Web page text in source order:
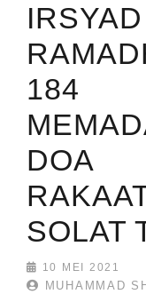
184
DOA
SOLAT
10 MEI 2021
MUHAMMAD